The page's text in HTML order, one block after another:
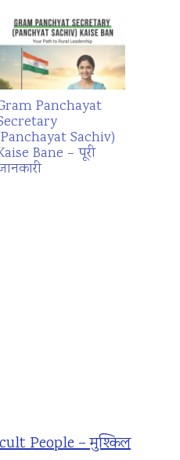
Panchayat
Sachiv)
Bane – पूरी
People – मुश्किल